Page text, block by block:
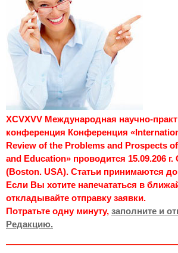
XCVXVV Международная научно-
конференция Конференция
Review of the Problems and Prospects
and Education» проводится 15.09.206
(Boston. USA). Статьи принимаются до
Если Вы хотите напечататься в
откладывайте отправку заявки.
Потратьте одну минуту, заполните и
Редакцию.